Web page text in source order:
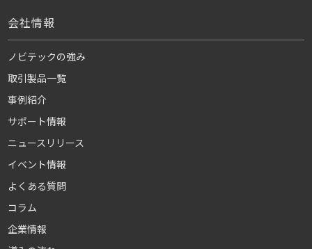
会社情報
ノビテックの強み
取引製品一覧
事例紹介
サポート情報
ニュースリリース
イベント情報
よくある質問
コラム
企業情報